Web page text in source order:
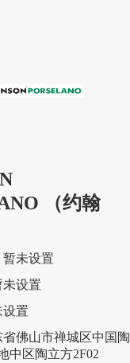
（约翰
暂未设置
未设置
设置
省佛山市禅城区中国陶
中区陶立方2F02